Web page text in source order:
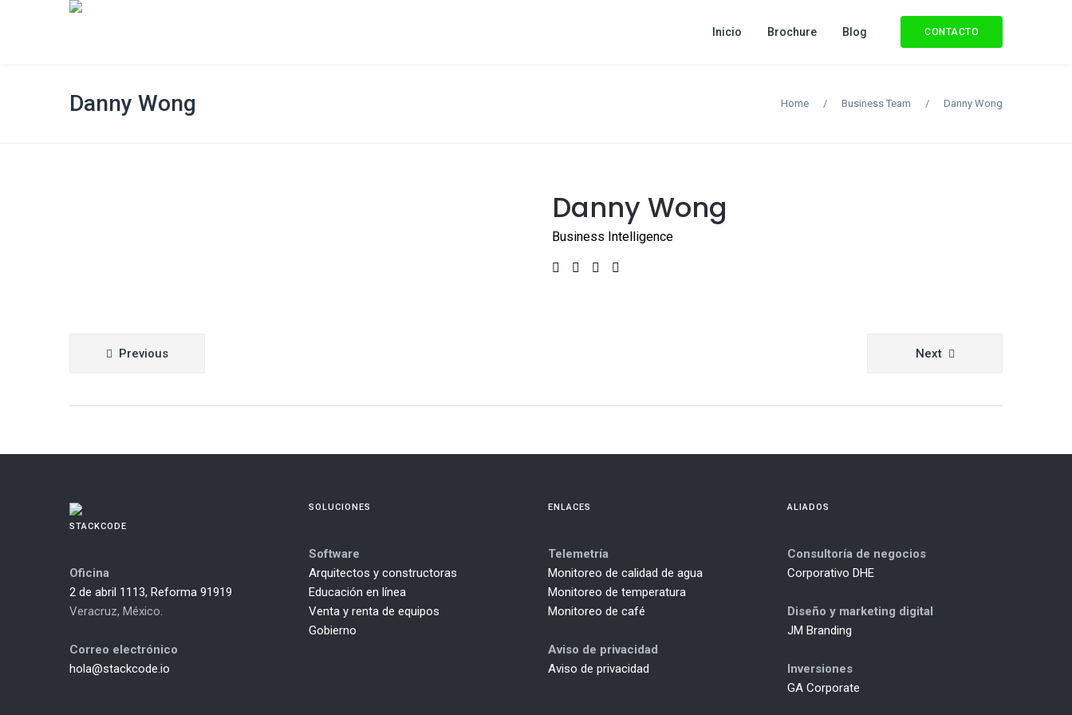
CONTACTO
Inicio Brochure Blog
Danny Wong Home / Business Team / Danny Wong
Danny Wong
Business Intelligence
PostPrevious Next
STACKCODE
Oficina
2 de abril 1113, Reforma 91919
Veracruz, México.
Correo electrónico
hola@stackcode.io
SOLUCIONES
Software
Arquitectos y constructoras
Educación en línea
Venta y renta de equipos
Gobierno
ENLACES
Telemetría
Monitoreo de calidad de agua
Monitoreo de temperatura
Monitoreo de café
Aviso de privacidad
Aviso de privacidad
ALIADOS
Consultoría de negocios
Corporativo DHE
Diseño y marketing digital
JM Branding
Inversiones
GA Corporate